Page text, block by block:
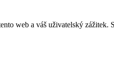
web a váš uživatelský zážitek.